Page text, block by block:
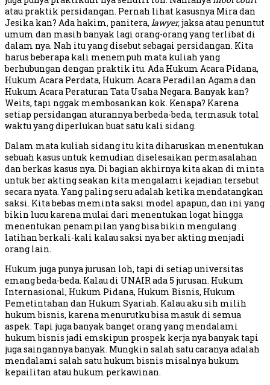
atau praktik persidangan. Pernah lihat kasusnya Mira dan
Jesika kan? Ada hakim, panitera, lawyer,jaksa atau penuntut
umum dan masih banyak lagi orang-orang yang terlibat di
dalam nya. Nah itu yang disebut sebagai persidangan. Kita
harus beberapa kali menempuh mata kuliah yang
berhubungan dengan praktik itu. Ada Hukum Acara Pidana,
Hukum Acara Perdata, Hukum Acara Peradilan Agama dan
Hukum Acara Peraturan Tata Usaha Negara. Banyak kan?
Weits, tapi nggak membosankan kok. Kenapa? Karena
setiap persidangan aturannya berbeda-beda, termasuk total
waktu yang diperlukan buat satu kali sidang.
Dalam mata kuliah sidang itu kita diharuskan menentukan
sebuah kasus untuk kemudian diselesaikan permasalahan
dan berkas kasus nya. Di bagian akhirnya kita akan di minta
untuk ber akting seakan kita mengalami kejadian tersebut
secara nyata. Yang paling seru adalah ketika mendatangkan
saksi. Kita bebas meminta saksi model apapun, dan ini yang
bikin lucu karena mulai dari menentukan logat hingga
menentukan penampilan yang bisa bikin mengulang
latihan berkali-kali kalau saksi nya ber akting menjadi
orang lain.
Hukum juga punya jurusan loh, tapi di setiap universitas
emang beda-beda. Kalau di UNAIR ada 5 jurusan. Hukum
Internasional, Hukum Pidana, Hukum Bisnis, Hukum
Pemetintahan dan Hukum Syariah. Kalau aku sih milih
hukum bisnis, karena menurutku bisa masuk di semua
aspek. Tapi juga banyak banget orang yang mendalami
hukum bisnis jadi emskipun prospek kerja nya banyak tapi
juga saingannya banyak. Mungkin salah satu caranya adalah
mendalami salah satu hukum bisnis misalnya hukum
kepailitan atau hukum perkawinan.